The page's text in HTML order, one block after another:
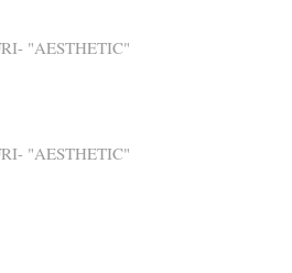
"AESTHETIC"
"AESTHETIC"